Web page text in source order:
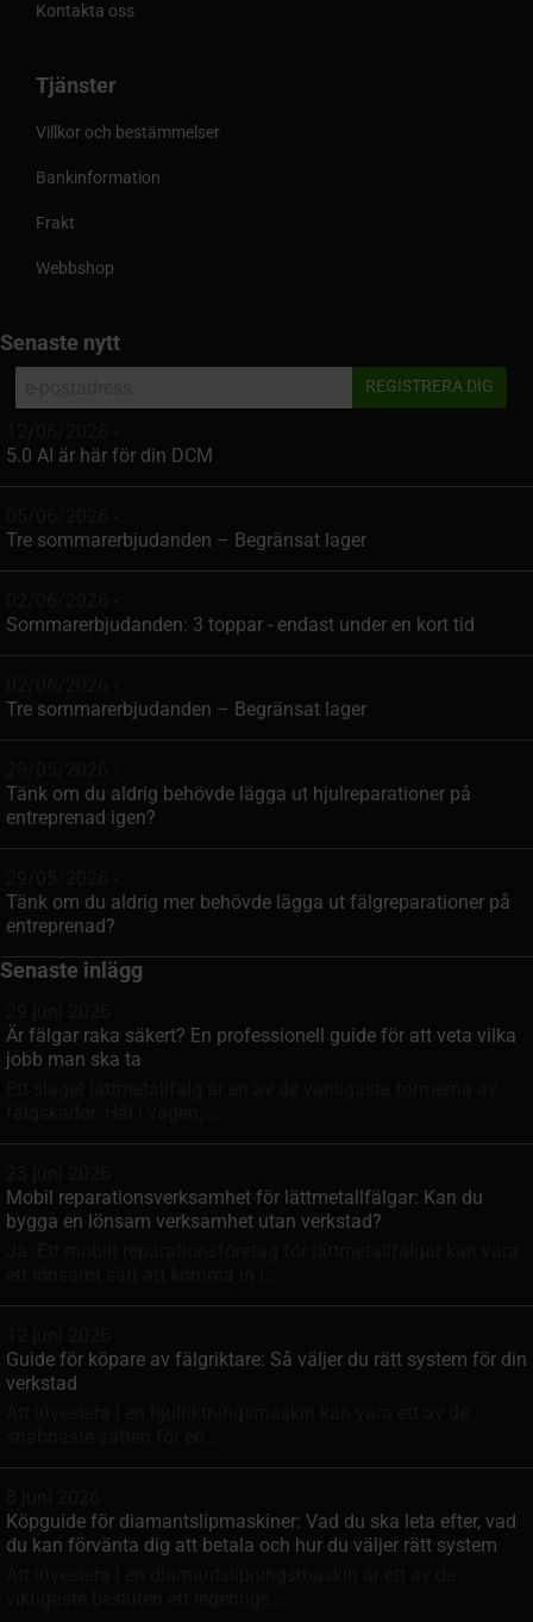
Kontakta oss
Tjänster
Villkor och bestämmelser
Bankinformation
Frakt
Webbshop
Senaste nytt
5.0 AI är här för din DCM
Tre sommarerbjudanden – Begränsat lager
Sommarerbjudanden: 3 toppar - endast under en kort tid
Tre sommarerbjudanden – Begränsat lager
Tänk om du aldrig behövde lägga ut hjulreparationer på
entreprenad igen?
Tänk om du aldrig mer behövde lägga ut fälgreparationer på
entreprenad?
Senaste inlägg
Är fälgar raka säkert? En professionell guide för att veta vilka
jobb man ska ta
Mobil reparationsverksamhet för lättmetallfälgar: Kan du
bygga en lönsam verksamhet utan verkstad?
Guide för köpare av fälgriktare: Så väljer du rätt system för din
verkstad
Köpguide för diamantslipmaskiner: Vad du ska leta efter, vad
du kan förvänta dig att betala och hur du väljer rätt system